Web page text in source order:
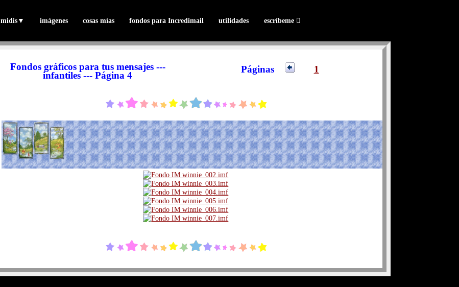
midis▼ imágenes cosas mías fondos para Incredimail utilidades escríbeme
Fondos gráficos para tus mensajes ---
infantiles --- Página 4
Páginas 1